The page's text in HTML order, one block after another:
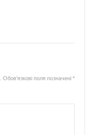
Обов’язкові поля позначені *